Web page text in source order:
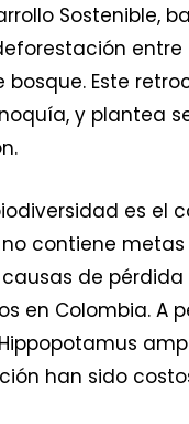
Sostenible,
Este
y plantea
es el
no contiene
de
en Colombia. A
han sido